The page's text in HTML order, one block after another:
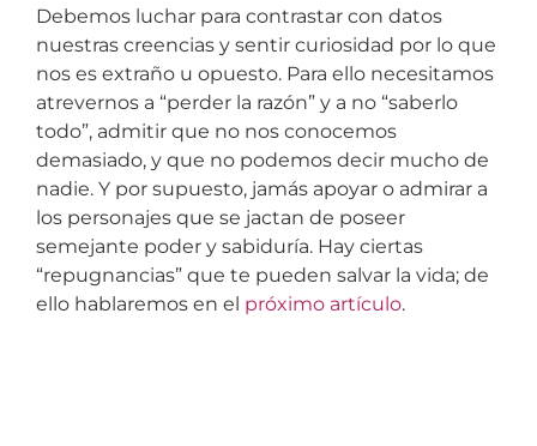
Debemos luchar para contrastar con datos
nuestras creencias y sentir curiosidad por lo que
nos es extraño u opuesto. Para ello necesitamos
atrevernos a “perder la razón” y a no “saberlo
todo”, admitir que no nos conocemos
demasiado, y que no podemos decir mucho de
nadie. Y por supuesto, jamás apoyar o admirar a
los personajes que se jactan de poseer
semejante poder y sabiduría. Hay ciertas
“repugnancias” que te pueden salvar la vida; de
ello hablaremos en el próximo artículo.